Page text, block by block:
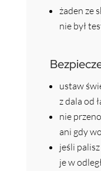
żaden ze
nie był
ustaw
z dala od
nie
ani gdy
jeśli
je w